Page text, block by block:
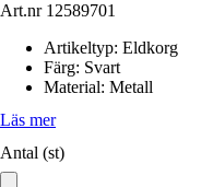
Art.nr 12589701
Artikeltyp: Eldkorg
Färg: Svart
Material: Metall
Läs mer
Antal (st)